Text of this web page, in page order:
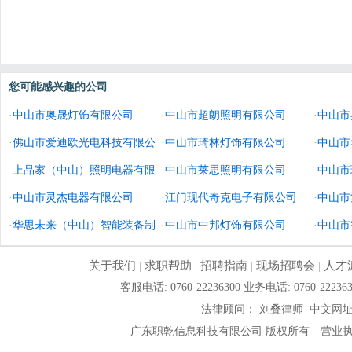
您可能感兴趣的公司
·中山市奥晟灯饰有限公司 ·中山市超朗照明有限公司 ·中山
·佛山市爱迪欧光电科技有限公
司
·中山市琦林灯饰有限公司 ·中山
· 上品家（中山）照明电器有限
公司
·中山市莱思照明有限公司 ·中山
·中山市灵杰电器有限公司 ·江门现代奇克电子有限公司 ·中山
·华思未来（中山）智能装备制 ·中山市中邦灯饰有限公司 ·中山
关于我们 | 求职帮助 | 招聘指南| 现场招聘会 | 人才
客服电话: 0760-22236300 业务电话: 0760-
法律顾问： 刘叠律师 中文网
广东职乾信息科技有限公司 版权所有
营业